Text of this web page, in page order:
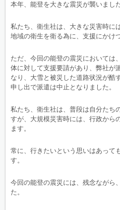
本年、能登を大きな震災が襲いました
私たち、衛生社は、大きな災害時に
地域の衛生を衛る為に、支援にかけ
ただ、今回の能登の震災においては
体に対して支援要請があり、弊社が
なり、大雪と被災した道路状況が酷
申し出で派遣は中止となりました。
私たち、衛生社は、普段は自分たち
すが、大規模災害時には、行政から
ます。
常に、行きたいという思いはあって
す。
今回の能登の震災には、残念ながら
た。